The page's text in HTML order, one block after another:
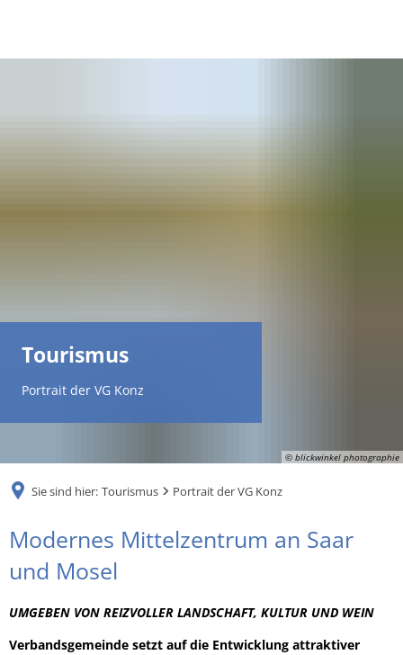
© blickwinkel photographie
Tourismus
Portrait der VG Konz
Sie sind hier: Tourismus Portrait der VG Konz
Portrait
der
VG
Konz
Modernes Mittelzentrum an Saar
und Mosel
UMGEBEN VON REIZVOLLER LANDSCHAFT, KULTUR UND WEIN
Verbandsgemeinde setzt auf die Entwicklung attraktiver